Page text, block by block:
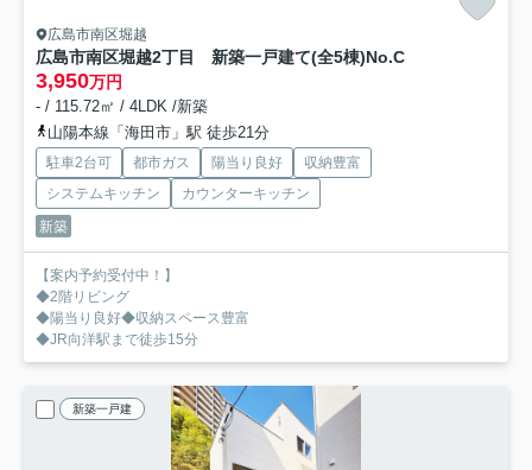
広島市南区堀越
広島市南区堀越2丁目 新築一戸建て(全5棟)No.C
3,950万円
- / 115.72㎡ / 4LDK /新築
山陽本線「海田市」駅 徒歩21分
駐車2台可 都市ガス 陽当り良好
収納豊富
システムキッチン
カウンターキッチン
新築
【案内予約受付中！】
◆2階リビング
◆陽当り良好◆収納スペース豊富
◆JR向洋駅まで徒歩15分
新築一戸建